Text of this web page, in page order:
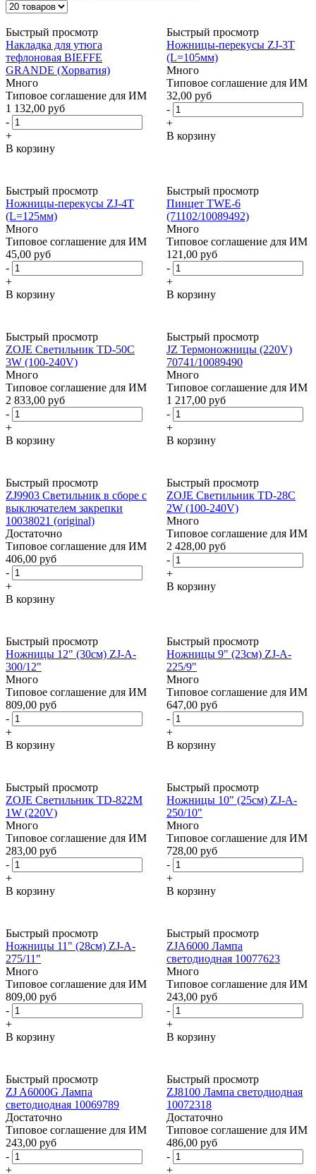
Быстрый просмотр
Накладка для утюга
тефлоновая BIEFFE
GRANDE (Хорватия)
Много
Типовое соглашение для ИМ
1 132,00 руб
-
+
В корзину
Быстрый просмотр
Ножницы-перекусы ZJ-3T
(L=105мм)
Много
Типовое соглашение для ИМ
32,00 руб
-
+
В корзину
Быстрый просмотр
Ножницы-перекусы ZJ-4T
(L=125мм)
Много
Типовое соглашение для ИМ
45,00 руб
-
+
В корзину
Быстрый просмотр
Пинцет TWE-6
(71102/10089492)
Много
Типовое соглашение для ИМ
121,00 руб
-
+
В корзину
Быстрый просмотр
ZOJE Светильник TD-50C
3W (100-240V)
Много
Типовое соглашение для ИМ
2 833,00 руб
-
+
В корзину
Быстрый просмотр
JZ Термоножницы (220V)
70741/10089490
Много
Типовое соглашение для ИМ
1 217,00 руб
-
+
В корзину
Быстрый просмотр
ZJ9903 Светильник в сборе с
выключателем закрепки
10038021 (original)
Достаточно
Типовое соглашение для ИМ
406,00 руб
-
+
В корзину
Быстрый просмотр
ZOJE Светильник TD-28С
2W (100-240V)
Много
Типовое соглашение для ИМ
2 428,00 руб
-
+
В корзину
Быстрый просмотр
Ножницы 12" (30см) ZJ-A-
300/12"
Много
Типовое соглашение для ИМ
809,00 руб
-
+
В корзину
Быстрый просмотр
Ножницы 9" (23см) ZJ-A-
225/9"
Много
Типовое соглашение для ИМ
647,00 руб
-
+
В корзину
Быстрый просмотр
ZOJE Светильник TD-822М
1W (220V)
Много
Типовое соглашение для ИМ
283,00 руб
-
+
В корзину
Быстрый просмотр
Ножницы 10" (25см) ZJ-A-
250/10"
Много
Типовое соглашение для ИМ
728,00 руб
-
+
В корзину
Быстрый просмотр
Ножницы 11" (28см) ZJ-A-
275/11"
Много
Типовое соглашение для ИМ
809,00 руб
-
+
В корзину
Быстрый просмотр
ZJA6000 Лампа
светодиодная 10077623
Много
Типовое соглашение для ИМ
243,00 руб
-
+
В корзину
Быстрый просмотр
ZJ A6000G Лампа
светодиодная 10069789
Достаточно
Типовое соглашение для ИМ
243,00 руб
-
+
Быстрый просмотр
ZJ8100 Лампа светодиодная
10072318
Достаточно
Типовое соглашение для ИМ
486,00 руб
-
+